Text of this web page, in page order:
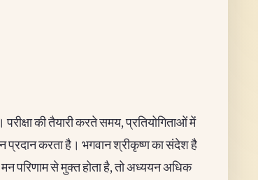
परीक्षा की तैयारी करते समय, प्रतियोगिताओं में
प्रदान करता है। भगवान श्रीकृष्ण का संदेश है
परिणाम से मुक्त होता है, तो अध्ययन अधिक